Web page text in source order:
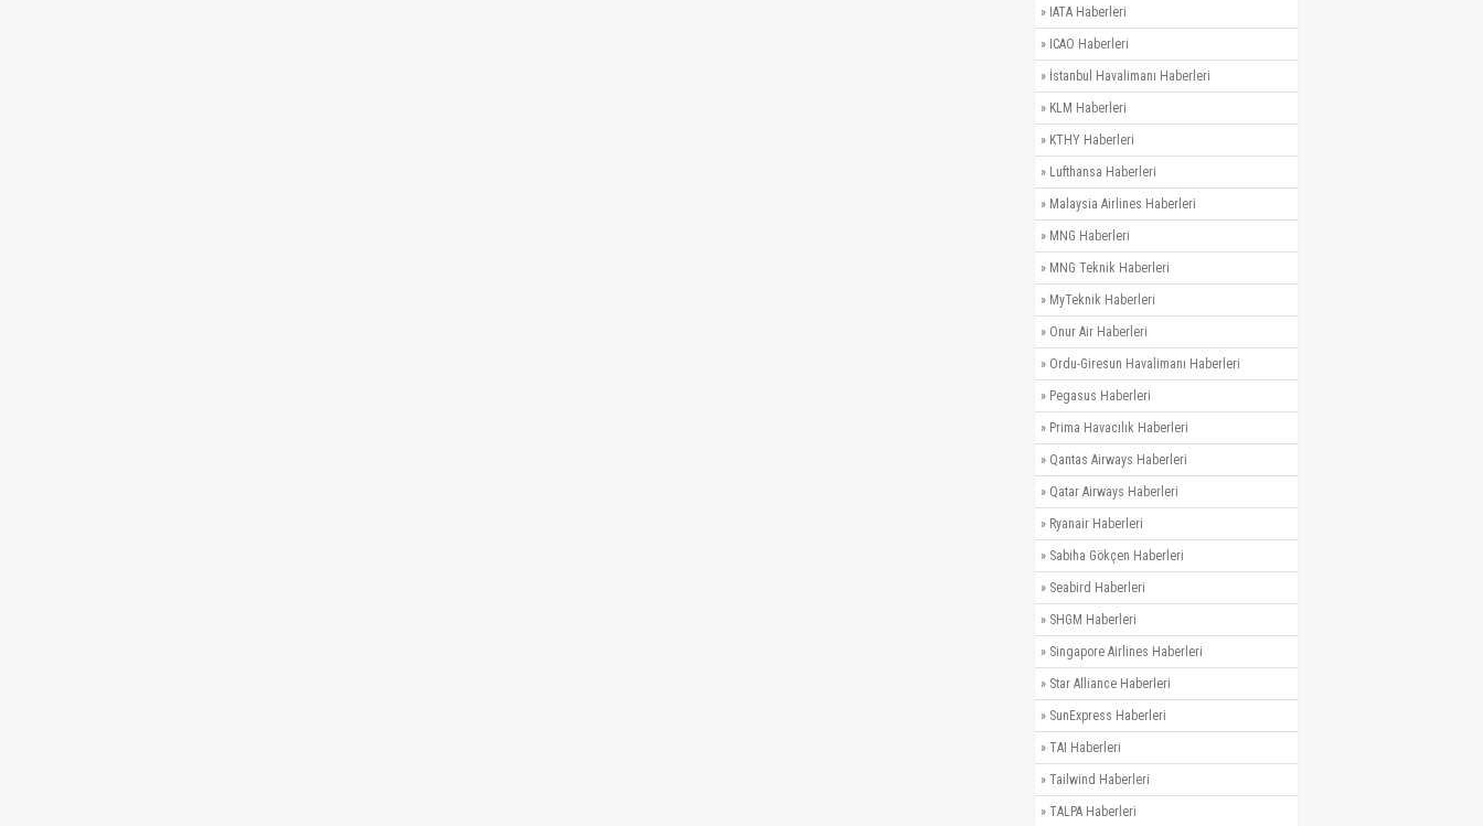
» IATA Haberleri
» ICAO Haberleri
» İstanbul Havalimanı Haberleri
» KLM Haberleri
» KTHY Haberleri
» Lufthansa Haberleri
» Malaysia Airlines Haberleri
» MNG Haberleri
» MNG Teknik Haberleri
» MyTeknik Haberleri
» Onur Air Haberleri
» Ordu-Giresun Havalimanı Haberleri
» Pegasus Haberleri
» Prima Havacılık Haberleri
» Qantas Airways Haberleri
» Qatar Airways Haberleri
» Ryanair Haberleri
» Sabiha Gökçen Haberleri
» Seabird Haberleri
» SHGM Haberleri
» Singapore Airlines Haberleri
» Star Alliance Haberleri
» SunExpress Haberleri
» TAI Haberleri
» Tailwind Haberleri
» TALPA Haberleri